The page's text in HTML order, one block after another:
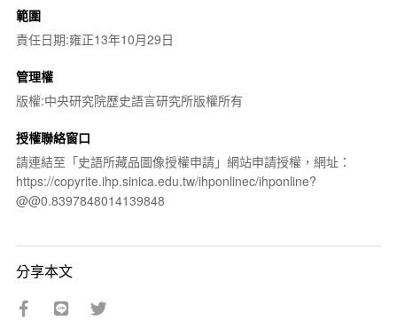
範圍
責任日期:雍正13年10月29日
管理權
版權:中央研究院歷史語言研究所版權所有
授權聯絡窗口
請連結至「史語所藏品圖像授權申請」網站申請授權，網址：
https://copyrite.ihp.sinica.edu.tw/ihponlinec/ihponline?
@@0.8397848014139848
分享本文